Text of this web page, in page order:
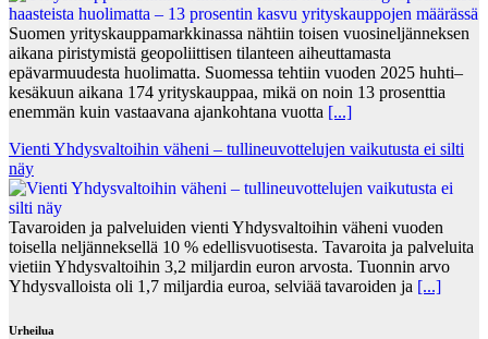
Suomen yrityskauppamarkkinassa nähtiin toisen vuosineljänneksen
aikana piristymistä geopoliittisen tilanteen aiheuttamasta
epävarmuudesta huolimatta. Suomessa tehtiin vuoden 2025 huhti–
kesäkuun aikana 174 yrityskauppaa, mikä on noin 13 prosenttia
enemmän kuin vastaavana ajankohtana vuotta [...]
Vienti Yhdysvaltoihin väheni – tullineuvottelujen vaikutusta ei silti
näy
Tavaroiden ja palveluiden vienti Yhdysvaltoihin väheni vuoden
toisella neljänneksellä 10 % edellisvuotisesta. Tavaroita ja palveluita
vietiin Yhdysvaltoihin 3,2 miljardin euron arvosta. Tuonnin arvo
Yhdysvalloista oli 1,7 miljardia euroa, selviää tavaroiden ja [...]
Urheilua